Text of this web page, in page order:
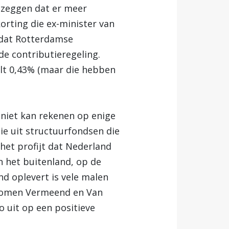
dat er meer
die ex-minister van
Rotterdamse
contributieregeling.
0,43% (maar die hebben
kan rekenen op enige
uit structuurfondsen die
profijt dat Nederland
het buitenland, op de
oplevert is vele malen
Vermeend en Van
uit op een positieve